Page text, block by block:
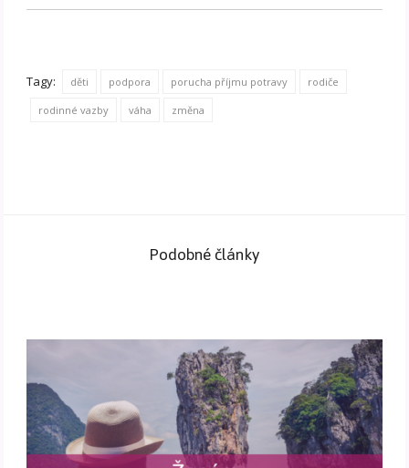
Tagy: děti podpora porucha příjmu potravy rodiče
rodinné vazby váha změna
Podobné články